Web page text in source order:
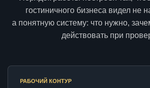
гостиничного бизнеса видел не
а понятную систему: что нужно,
действовать при
РАБОЧИЙ КОНТУР